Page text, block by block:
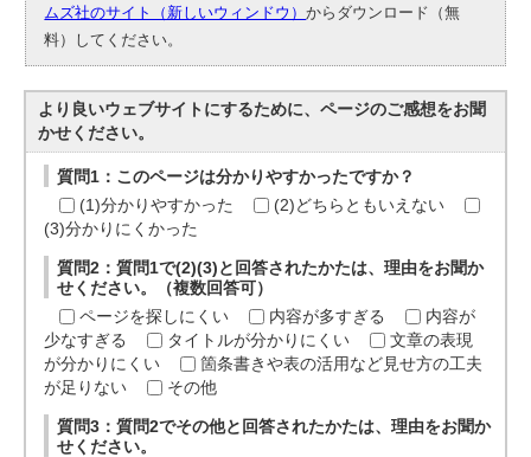
ムズ社のサイト（新しいウィンドウ）からダウンロード（無
料）してください。
より良いウェブサイトにするために、ページのご感想をお聞
かせください。
質問1：このページは分かりやすかったですか？
(1)分かりやすかった
(2)どちらともいえない
(3)分かりにくかった
質問2：質問1で(2)(3)と回答されたかたは、理由をお聞か
せください。（複数回答可）
ページを探しにくい
内容が多すぎる
内容が
少なすぎる
タイトルが分かりにくい
文章の表現
が分かりにくい
箇条書きや表の活用など見せ方の工夫
が足りない
その他
質問3：質問2でその他と回答されたかたは、理由をお聞か
せください。